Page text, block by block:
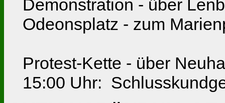
Demonstration - über
Odeonsplatz - zum
Protest-Kette - über
15:00 Uhr: